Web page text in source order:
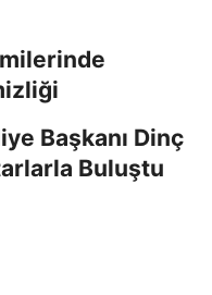
Başkanı Dinç
Buluştu